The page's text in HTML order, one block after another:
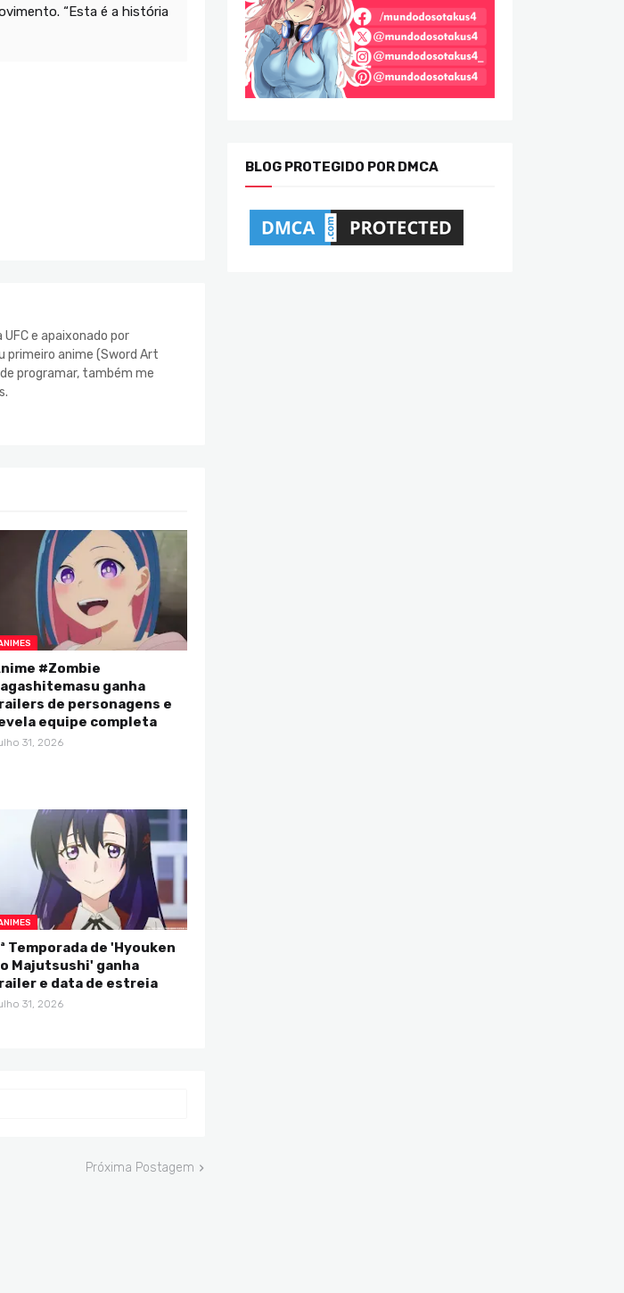
“Esta é a história
e apaixonado por
primeiro anime (Sword Art
programar, também me
#Zombie
ganha
de personagens e
equipe completa
31, 2026
Temporada de 'Hyouken
Majutsushi' ganha
e data de estreia
31, 2026
Próxima Postagem
BLOG PROTEGIDO POR DMCA